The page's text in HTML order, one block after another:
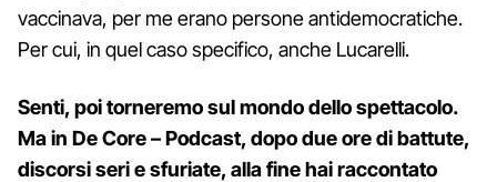
vaccinava, per me erano persone antidemocratiche.
Per cui, in quel caso specifico, anche Lucarelli.
Senti, poi torneremo sul mondo dello spettacolo.
Ma in De Core – Podcast, dopo due ore di battute,
discorsi seri e sfuriate, alla fine hai raccontato